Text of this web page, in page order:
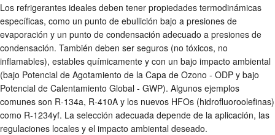
Los refrigerantes ideales deben tener propiedades termodinámicas
específicas, como un punto de ebullición bajo a presiones de
evaporación y un punto de condensación adecuado a presiones de
condensación. También deben ser seguros (no tóxicos, no
inflamables), estables químicamente y con un bajo impacto ambiental
(bajo Potencial de Agotamiento de la Capa de Ozono - ODP y bajo
Potencial de Calentamiento Global - GWP). Algunos ejemplos
comunes son R-134a, R-410A y los nuevos HFOs (hidrofluoroolefinas)
como R-1234yf. La selección adecuada depende de la aplicación, las
regulaciones locales y el impacto ambiental deseado.